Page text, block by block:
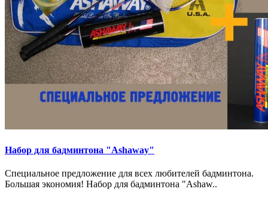
Набор для бадминтона "Ashaway"
Специальное предложение для всех любителей бадминтона.
Большая экономия! Набор для бадминтона "Ashaw..